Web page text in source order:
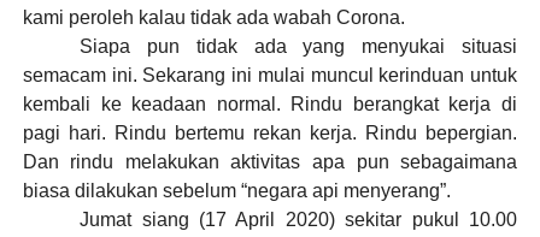
kami peroleh kalau tidak ada wabah Corona.
Siapa pun tidak ada yang menyukai situasi
semacam ini. Sekarang ini mulai muncul kerinduan untuk
kembali ke keadaan normal. Rindu berangkat kerja di
pagi hari. Rindu bertemu rekan kerja. Rindu bepergian.
Dan rindu melakukan aktivitas apa pun sebagaimana
biasa dilakukan sebelum “negara api menyerang”.
Jumat siang (17 April 2020) sekitar pukul 10.00